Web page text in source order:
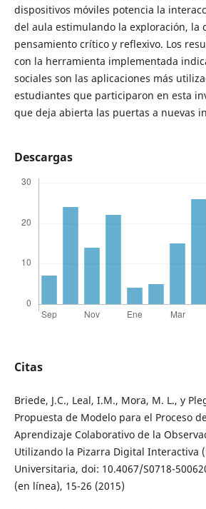
dispositivos móviles potencia la
del aula estimulando la exploración, la
pensamiento crítico y reflexivo. Los
con la herramienta implementada
sociales son las aplicaciones más
estudiantes que participaron en esta
que deja abierta las puertas a nuevas
Descargas
Citas
Briede, J.C., Leal, I.M., Mora, M. L., y
Propuesta de Modelo para el Proceso
Aprendizaje Colaborativo de la
Utilizando la Pizarra Digital Interactiva
Universitaria, doi: 10.4067/S0718-
(en línea), 15-26 (2015)